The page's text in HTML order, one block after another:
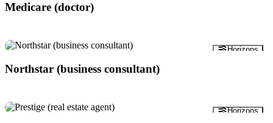
Medicare (doctor)
Anteprima Horizons
Northstar (business consultant)
Horizons